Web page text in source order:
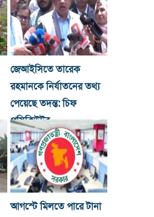
জেআইসিতে তারেক
রহমানকে নির্যাতনের তথ্য
পেয়েছে তদন্ত: চিফ
প্রসিকিউটর
আগস্টে মিলতে পারে টানা